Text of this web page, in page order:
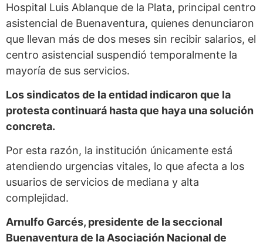
Hospital Luis Ablanque de la Plata, principal centro
asistencial de Buenaventura, quienes denunciaron
que llevan más de dos meses sin recibir salarios, el
centro asistencial suspendió temporalmente la
mayoría de sus servicios.
Los sindicatos de la entidad indicaron que la
protesta continuará hasta que haya una solución
concreta.
Por esta razón, la institución únicamente está
atendiendo urgencias vitales, lo que afecta a los
usuarios de servicios de mediana y alta
complejidad.
Arnulfo Garcés, presidente de la seccional
Buenaventura de la Asociación Nacional de